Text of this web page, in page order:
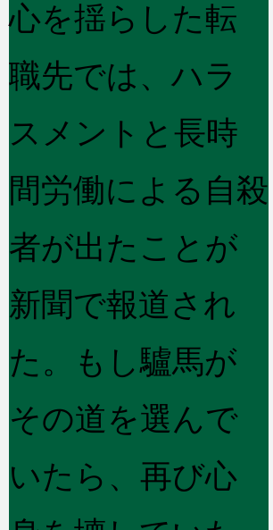
心を揺らした転
職先では、ハラ
スメントと長時
間労働による自殺
者が出たことが
新聞で報道され
た。もし驢馬が
その道を選んで
いたら、再び心